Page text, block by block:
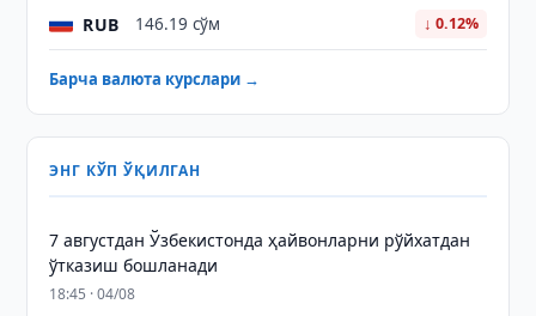
RUB 146.19 сўм ↓ 0.12%
Барча валюта курслари →
ЭНГ КЎП ЎҚИЛГАН
7 августдан Ўзбекистонда ҳайвонларни рўйхатдан
ўтказиш бошланади
18:45 · 04/08